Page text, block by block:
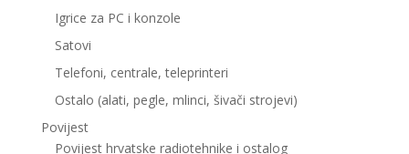
Igrice za PC i konzole
Satovi
Telefoni, centrale, teleprinteri
Ostalo (alati, pegle, mlinci, šivači strojevi)
Povijest
Povijest hrvatske radiotehnike i ostalog